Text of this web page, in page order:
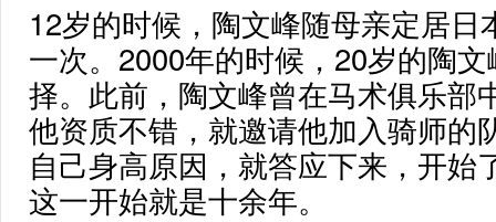
12岁的时候，陶文峰随母亲定居日
一次。2000年的时候，20岁的陶
择。此前，陶文峰曾在马术俱乐部
他资质不错，就邀请他加入骑师的
自己身高原因，就答应下来，开始
这一开始就是十余年。